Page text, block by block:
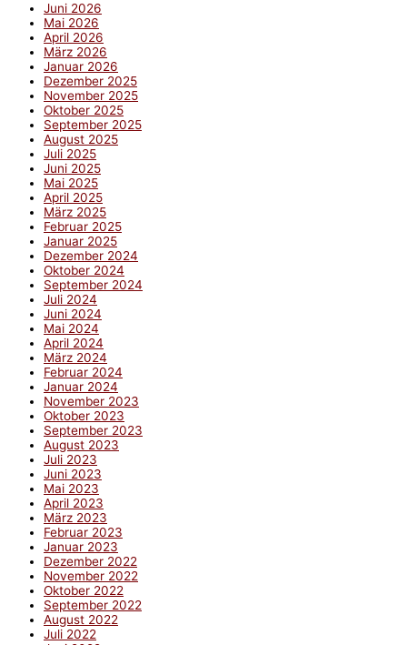
Juni 2026
Mai 2026
April 2026
März 2026
Januar 2026
Dezember 2025
November 2025
Oktober 2025
September 2025
August 2025
Juli 2025
Juni 2025
Mai 2025
April 2025
März 2025
Februar 2025
Januar 2025
Dezember 2024
Oktober 2024
September 2024
Juli 2024
Juni 2024
Mai 2024
April 2024
März 2024
Februar 2024
Januar 2024
November 2023
Oktober 2023
September 2023
August 2023
Juli 2023
Juni 2023
Mai 2023
April 2023
März 2023
Februar 2023
Januar 2023
Dezember 2022
November 2022
Oktober 2022
September 2022
August 2022
Juli 2022